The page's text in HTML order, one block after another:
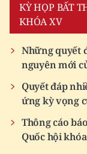
KỲ HỌP BẤT
KHÓA XV
Những quyết
nguyên mới
Quyết đáp
ứng kỳ vọng
Thông cáo
Quốc hội